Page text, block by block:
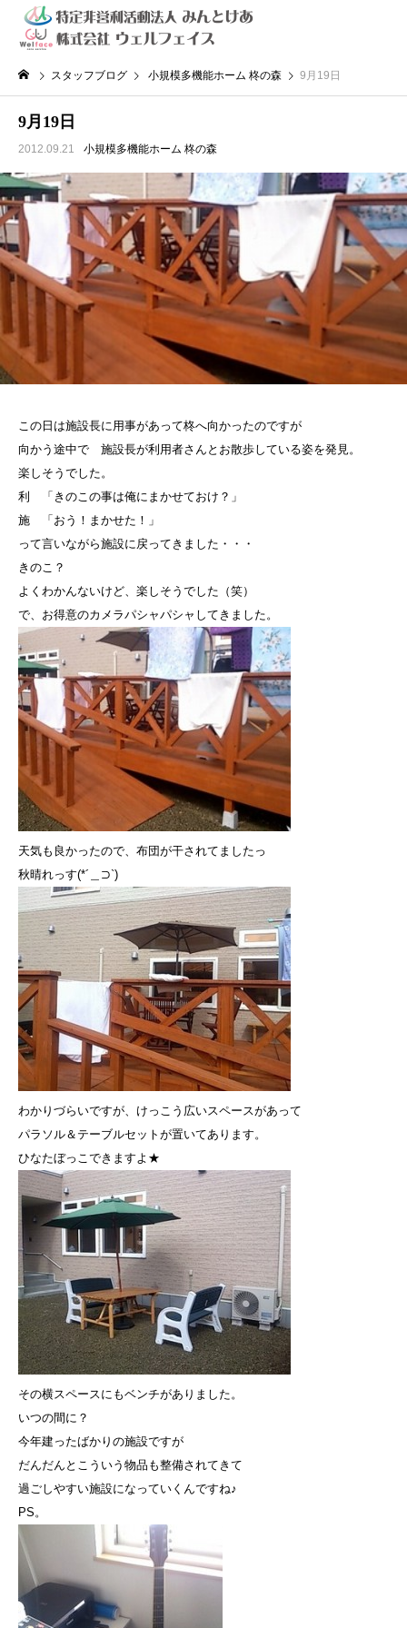
スタッフブログ 小規模多機能ホーム 柊の森 9月19日
9月19日
2012.09.21 小規模多機能ホーム 柊の森
この日は施設長に用事があって柊へ向かったのですが
向かう途中で 施設長が利用者さんとお散歩している姿を発見。
楽しそうでした。
利 「きのこの事は俺にまかせておけ？」
施 「おう！まかせた！」
って言いながら施設に戻ってきました・・・
きのこ？
よくわかんないけど、楽しそうでした（笑）
で、お得意のカメラパシャパシャしてきました。
天気も良かったので、布団が干されてましたっ
秋晴れっす(*´＿⊃`)
わかりづらいですが、けっこう広いスペースがあって
パラソル＆テーブルセットが置いてあります。
ひなたぼっこできますよ★
その横スペースにもベンチがありました。
いつの間に？
今年建ったばかりの施設ですが
だんだんとこういう物品も整備されてきて
過ごしやすい施設になっていくんですね♪
PS。